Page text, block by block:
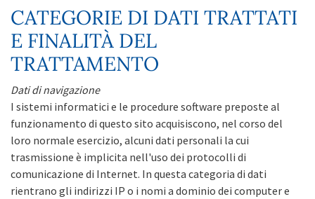
CATEGORIE DI DATI TRATTATI
E FINALITÀ DEL
TRATTAMENTO
Dati di navigazione
I sistemi informatici e le procedure software preposte al
funzionamento di questo sito acquisiscono, nel corso del
loro normale esercizio, alcuni dati personali la cui
trasmissione è implicita nell'uso dei protocolli di
comunicazione di Internet. In questa categoria di dati
rientrano gli indirizzi IP o i nomi a dominio dei computer e